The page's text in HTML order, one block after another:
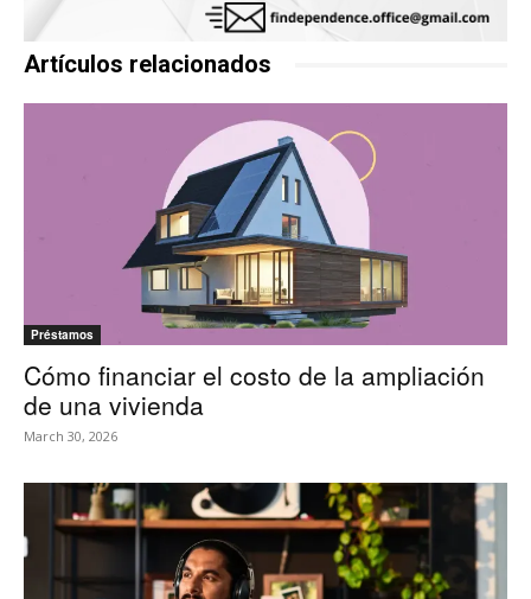
Artículos relacionados
Préstamos
Cómo financiar el costo de la ampliación
de una vivienda
March 30, 2026